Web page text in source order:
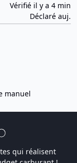
Vérifié il y a 4 min
Déclaré auj.
manuel
qui réalisent